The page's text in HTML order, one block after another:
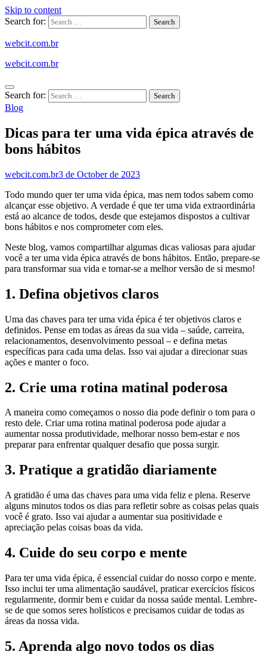
Skip to content
Search for:
webcit.com.br
webcit.com.br
Search for:
Blog
Dicas para ter uma vida épica através de
bons hábitos
webcit.com.br3 de October de 2023
Todo mundo quer ter uma vida épica, mas nem todos sabem como
alcançar esse objetivo. A verdade é que ter uma vida extraordinária
está ao alcance de todos, desde que estejamos dispostos a cultivar
bons hábitos e nos comprometer com eles.
Neste blog, vamos compartilhar algumas dicas valiosas para ajudar
você a ter uma vida épica através de bons hábitos. Então, prepare-se
para transformar sua vida e tornar-se a melhor versão de si mesmo!
1. Defina objetivos claros
Uma das chaves para ter uma vida épica é ter objetivos claros e
definidos. Pense em todas as áreas da sua vida – saúde, carreira,
relacionamentos, desenvolvimento pessoal – e defina metas
específicas para cada uma delas. Isso vai ajudar a direcionar suas
ações e manter o foco.
2. Crie uma rotina matinal poderosa
A maneira como começamos o nosso dia pode definir o tom para o
resto dele. Criar uma rotina matinal poderosa pode ajudar a
aumentar nossa produtividade, melhorar nosso bem-estar e nos
preparar para enfrentar qualquer desafio que possa surgir.
3. Pratique a gratidão diariamente
A gratidão é uma das chaves para uma vida feliz e plena. Reserve
alguns minutos todos os dias para refletir sobre as coisas pelas quais
você é grato. Isso vai ajudar a aumentar sua positividade e
apreciação pelas coisas boas da vida.
4. Cuide do seu corpo e mente
Para ter uma vida épica, é essencial cuidar do nosso corpo e mente.
Isso inclui ter uma alimentação saudável, praticar exercícios físicos
regularmente, dormir bem e cuidar da nossa saúde mental. Lembre-
se de que somos seres holísticos e precisamos cuidar de todas as
áreas da nossa vida.
5. Aprenda algo novo todos os dias